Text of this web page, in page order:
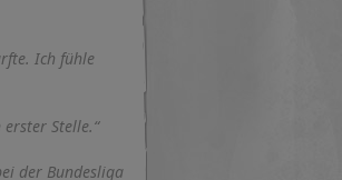
Ich fühle
erster Stelle.“
der Bundesliga